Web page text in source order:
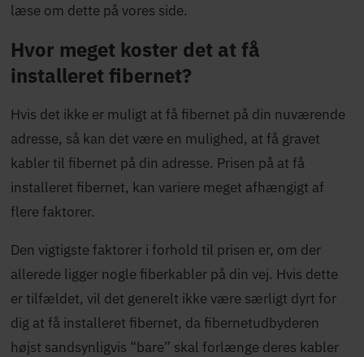
læse om dette på vores side.
Hvor meget koster det at få
installeret fibernet?
Hvis det ikke er muligt at få fibernet på din nuværende
adresse, så kan det være en mulighed, at få gravet
kabler til fibernet på din adresse. Prisen på at få
installeret fibernet, kan variere meget afhængigt af
flere faktorer.
Den vigtigste faktorer i forhold til prisen er, om der
allerede ligger nogle fiberkabler på din vej. Hvis dette
er tilfældet, vil det generelt ikke være særligt dyrt for
dig at få installeret fibernet, da fibernetudbyderen
højst sandsynligvis “bare” skal forlænge deres kabler